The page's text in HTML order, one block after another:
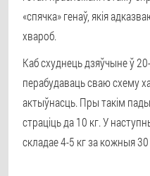
«спячка» генаў, якія
хвароб.
Каб схуднець дзяўчыне ў
перабудаваць сваю схему
актыўнасць. Пры такім
страціць да 10 кг. У
складае 4-5 кг за кожныя